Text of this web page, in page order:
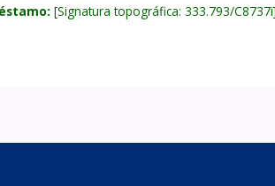
Signatura topográfica:333.793/C8737i